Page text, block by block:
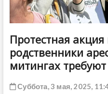
Протестная
родственники
митингах
Суббота, 3 мая, 2025,